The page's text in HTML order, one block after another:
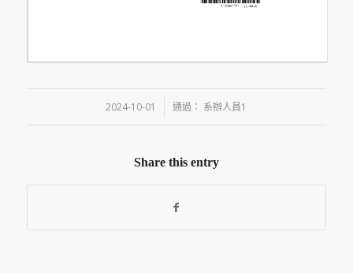
2024-10-01
/ 通過： 系辦人員1
Share this entry